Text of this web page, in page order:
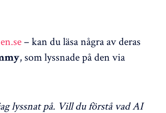
– kan du läsa några av deras
, som lyssnade på den via
lyssnat på. Vill du förstå vad AI